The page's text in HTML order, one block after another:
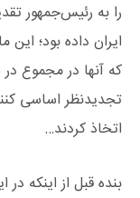
را به رئیس‌جمهور
ایران داده بود؛
که آنها در مجموع
تجدیدنظر اساسی
اتخاذ کردند…
بنده قبل از اینکه